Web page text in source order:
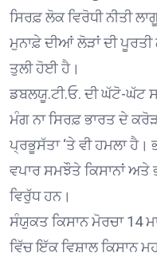
ਸਿਰਫ਼ ਲੋਕ ਵਿਰੋਧੀ ਨੀਤੀ
ਮੁਨਾਫ਼ੇ ਦੀਆਂ ਲੋੜਾਂ ਦੀ ਪੂਰਤੀ
ਤੁਲੀ ਹੋਈ ਹੈ।
ਡਬਲਯੂ.ਟੀ.ਓ. ਦੀ ਘੱਟੋ-ਘੱਟ
ਮੰਗ ਨਾ ਸਿਰਫ਼ ਭਾਰਤ ਦੇ
ਪ੍ਰਭੂਸੱਤਾ ‘ਤੇ ਵੀ ਹਮਲਾ
ਵਪਾਰ ਸਮਝੌਤੇ ਕਿਸਾਨਾਂ ਅਤੇ
ਵਿਰੁੱਧ ਹਨ।
ਸੰਯੁਕਤ ਕਿਸਾਨ ਮੋਰਚਾ 14
ਵਿੱਚ ਇੱਕ ਵਿਸ਼ਾਲ ਕਿਸਾਨ